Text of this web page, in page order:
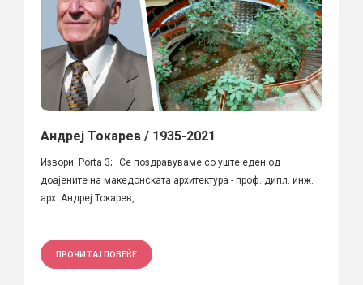
Андреј Токарев / 1935-2021
Извори: Porta 3; Се поздравуваме со уште еден од
доајените на македонската архитектура - проф. дипл. инж.
арх. Андреј Токарев,...
ПРОЧИТАЈ ПОВЕЌЕ